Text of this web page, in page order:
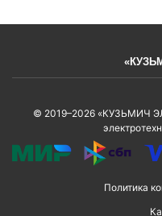
© 2019–2026 «КУЗЬМИЧ
Политика